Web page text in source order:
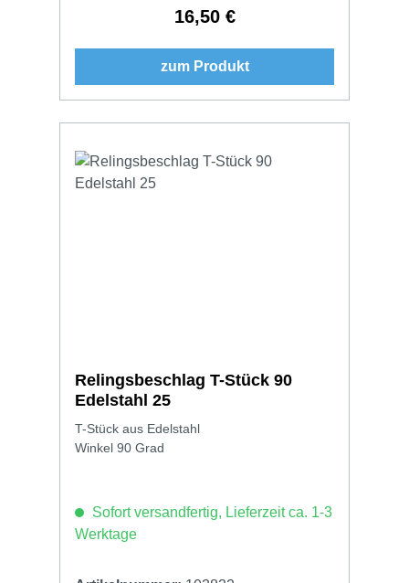
Regulärer Preis:
16,50 €
zum Produkt
Relingsbeschlag T-Stück 90
Edelstahl 25
T-Stück aus Edelstahl
Winkel 90 Grad
Sofort versandfertig, Lieferzeit ca. 1-3
Werktage